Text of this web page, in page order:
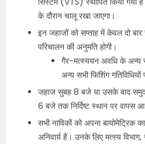
के दौरान चालू रखा जाएगा।
इन जहाजों को सप्ताह में केवल दो
परिचालन की अनुमति होगी।
गैर-मत्स्ययन अवधि के अन्य
अन्य सभी फिशिंग
जहाज सुबह 8 बजे या उसके बाद
6 बजे तक निर्दिष्ट स्थान पर वापस
सभी नाविकों को अपना बायोमेट्रिक
अनिवार्य है। उनके लिए मत्स्य